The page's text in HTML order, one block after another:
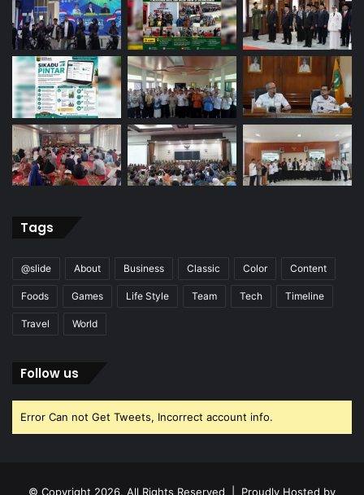
Tags
@slide About Business Classic Color Content
Foods Games Life Style Team Tech Timeline
Travel World
Follow us
Error Can not Get Tweets, Incorrect account info.
© Copyright 2026, All Rights Reserved | Proudly Hosted by